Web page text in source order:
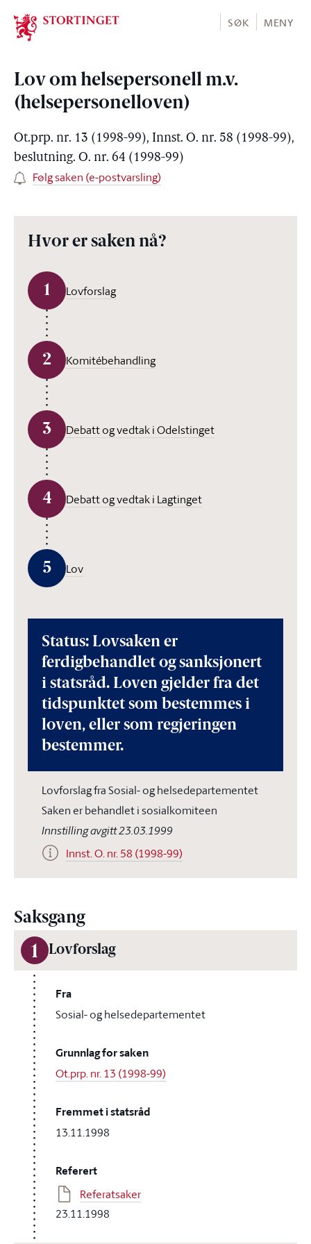
Stortinget.no
SØK MENY
Lov om helsepersonell m.v.
(helsepersonelloven)
Ot.prp. nr. 13 (1998-99), Innst. O. nr. 58 (1998-99),
beslutning. O. nr. 64 (1998-99)
Følg saken (e-postvarsling)
Hvor er saken nå?
1 Lovforslag
2 Komitébehandling
3 Debatt og vedtak i Odelstinget
4 Debatt og vedtak i Lagtinget
5 Lov
Status: Lovsaken er
ferdigbehandlet og sanksjonert
i statsråd. Loven gjelder fra det
tidspunktet som bestemmes i
loven, eller som regjeringen
bestemmer.
Lovforslag fra Sosial- og helsedepartementet
Saken er behandlet i sosialkomiteen
Innstilling avgitt 23.03.1999
Innst. O. nr. 58 (1998-99)
Saksgang
1 Lovforslag
Fra
Sosial- og helsedepartementet
Grunnlag for saken
Ot.prp. nr. 13 (1998-99)
Fremmet i statsråd
13.11.1998
Referert
Referatsaker
23.11.1998